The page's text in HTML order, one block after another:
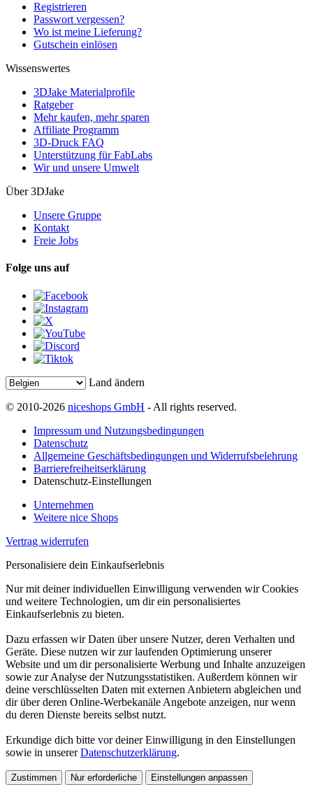
Registrieren
Passwort vergessen?
Wo ist meine Lieferung?
Gutschein einlösen
Wissenswertes
3DJake Materialprofile
Ratgeber
Mehr kaufen, mehr sparen
Affiliate Programm
3D-Druck FAQ
Unterstützung für FabLabs
Wir und unsere Umwelt
Über 3DJake
Unsere Gruppe
Kontakt
Freie Jobs
Folge uns auf
Land ändern
© 2010-2026 niceshops GmbH - All rights reserved.
Impressum und Nutzungsbedingungen
Datenschutz
Allgemeine Geschäftsbedingungen und Widerrufsbelehrung
Barrierefreiheitserklärung
Datenschutz-Einstellungen
Unternehmen
Weitere nice Shops
Vertrag widerrufen
Personalisiere dein Einkaufserlebnis
Nur mit deiner individuellen Einwilligung verwenden wir Cookies
und weitere Technologien, um dir ein personalisiertes
Einkaufserlebnis zu bieten.
Dazu erfassen wir Daten über unsere Nutzer, deren Verhalten und
Geräte. Diese nutzen wir zur laufenden Optimierung unserer
Website und um dir personalisierte Werbung und Inhalte anzuzeigen
sowie zur Analyse der Nutzungsstatistiken. Außerdem können wir
deine verschlüsselten Daten mit externen Anbietern abgleichen und
dir über deren Online-Werbekanäle Angebote anzeigen, nur wenn
du deren Dienste bereits selbst nutzt.
Erkundige dich bitte vor deiner Einwilligung in den Einstellungen
sowie in unsererDatenschutzerklärung.
Zustimmen Nur erforderliche Einstellungen anpassen